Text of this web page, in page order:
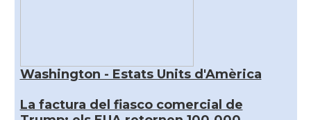
Washington - Estats Units d'Amèrica
La factura del fiasco comercial de